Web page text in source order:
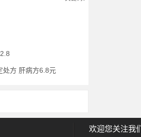
处方 肝病方6.8元
欢迎您关注我们